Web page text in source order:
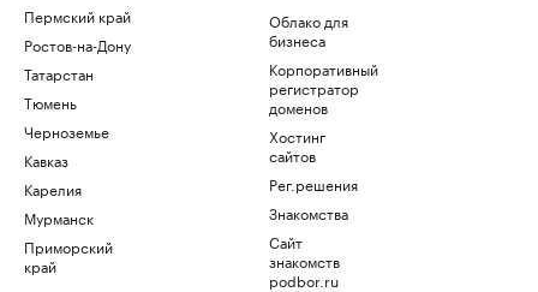
Пермский край
Ростов-на-Дону
Татарстан
Тюмень
Черноземье
Кавказ
Карелия
Мурманск
Приморский
край
Облако для
бизнеса
Корпоративный
регистратор
доменов
Хостинг
сайтов
Рег.решения
Знакомства
Сайт
знакомств
podbor.ru